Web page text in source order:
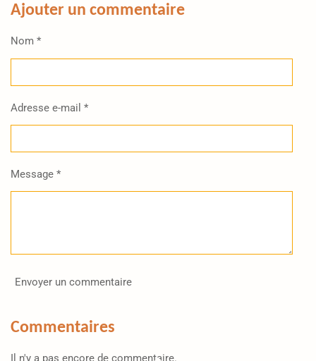
Ajouter un commentaire
Nom *
Adresse e-mail *
Message *
Envoyer un commentaire
Commentaires